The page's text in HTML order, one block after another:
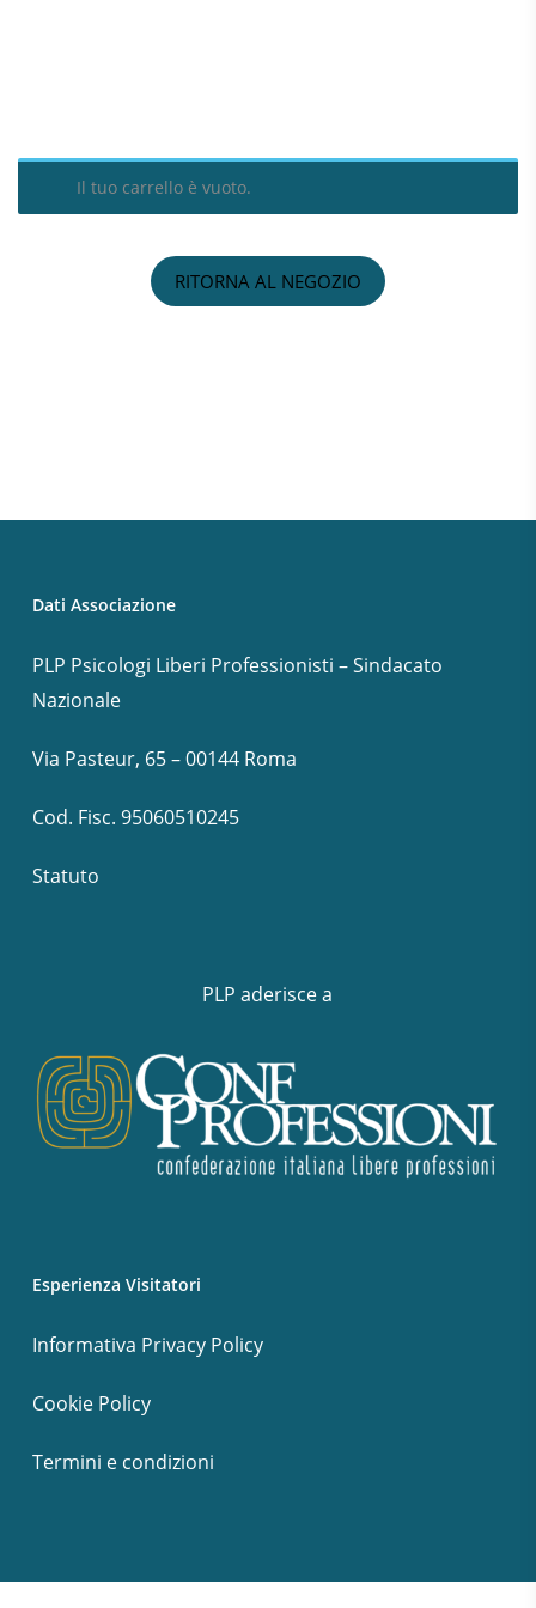
Il tuo carrello è vuoto.
RITORNA AL NEGOZIO
Dati Associazione
PLP Psicologi Liberi Professionisti – Sindacato
Nazionale
Via Pasteur, 65 – 00144 Roma
Cod. Fisc. 95060510245
Statuto
PLP aderisce a
Esperienza Visitatori
Informativa Privacy Policy
Cookie Policy
Termini e condizioni